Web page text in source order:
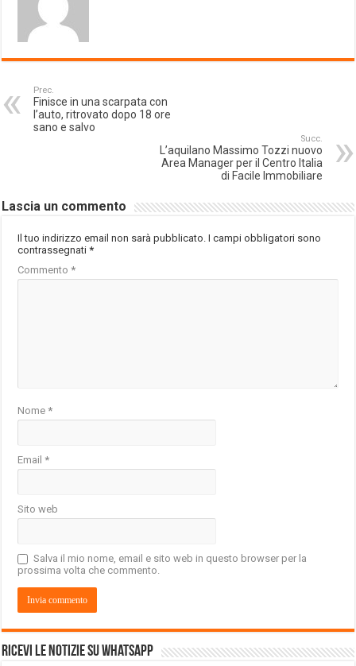
Prec.
Finisce in una scarpata con
l’auto, ritrovato dopo 18 ore
sano e salvo
Succ.
L’aquilano Massimo Tozzi nuovo
Area Manager per il Centro Italia
di Facile Immobiliare
Lascia un commento
Il tuo indirizzo email non sarà pubblicato. I campi obbligatori sono
contrassegnati*
Commento*
Nome*
Email*
Sito web
Salva il mio nome, email e sito web in questo browser per la
prossima volta che commento.
Ricevi le notizie su Whatsapp